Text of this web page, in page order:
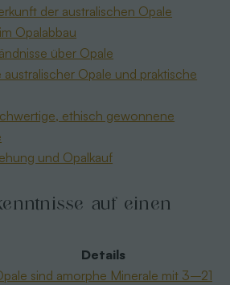
der australischen Opale
Opalabbau
über Opale
australischer Opale und praktische
ethisch gewonnene
und Opalkauf
auf einen
Details
sind amorphe Minerale mit 3–21